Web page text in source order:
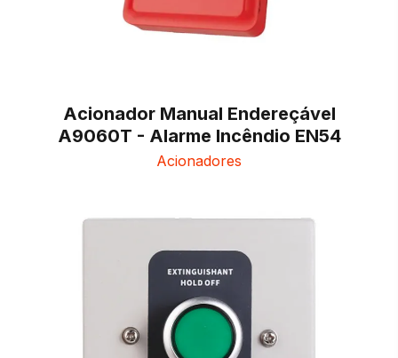
Acionador Manual Endereçável
A9060T - Alarme Incêndio EN54
Acionadores